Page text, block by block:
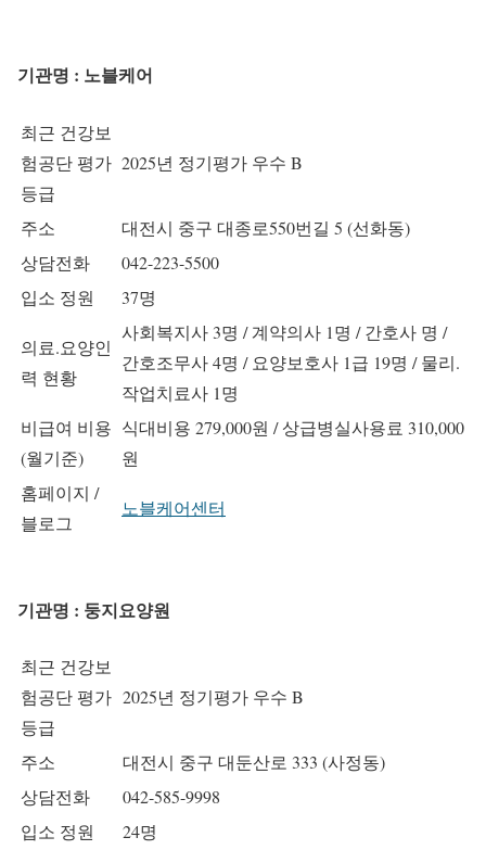
기관명 : 노블케어
최근 건강보
험공단 평가
등급
2025년 정기평가 우수 B
주소
대전시 중구 대종로550번길 5 (선화동)
상담전화
042-223-5500
입소 정원
37명
의료.요양인
력 현황
사회복지사 3명 / 계약의사 1명 / 간호사 명 /
간호조무사 4명 / 요양보호사 1급 19명 / 물리.
작업치료사 1명
비급여 비용
(월기준)
식대비용 279,000원 / 상급병실사용료 310,000
원
홈페이지 /
블로그
노블케어센터
기관명 : 둥지요양원
최근 건강보
험공단 평가
등급
2025년 정기평가 우수 B
주소
대전시 중구 대둔산로 333 (사정동)
상담전화
042-585-9998
입소 정원
24명